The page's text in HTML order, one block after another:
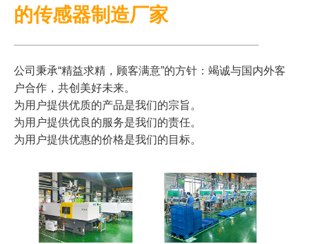
的传感器制造厂家
公司秉承“精益求精，顾客满意”的方针：竭诚与国内外客
户合作，共创美好未来。
为用户提供优质的产品是我们的宗旨。
为用户提供优良的服务是我们的责任。
为用户提供优惠的价格是我们的目标。